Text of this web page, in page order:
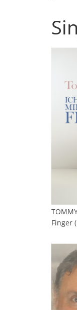
Finger